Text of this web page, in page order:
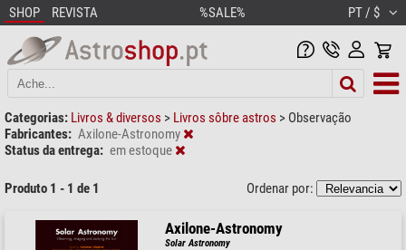
SHOP REVISTA %SALE% PT / $
Categorias: Livros & diversos > Livros sôbre astros > Observação
Fabricantes: Axilone-Astronomy
Status da entrega: em estoque
Produto 1 - 1 de 1 Ordenar por:
Axilone-Astronomy
Solar Astronomy